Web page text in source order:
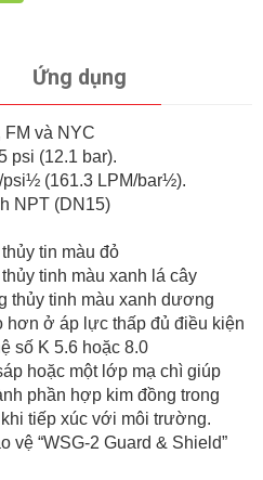
Ứng dụng
và NYC
psi (12.1 bar).
psi½ (161.3 LPM/bar½).
NPT (DN15)
tin màu đỏ
tinh màu xanh lá cây
tinh màu xanh dương
ở áp lực thấp đủ điều kiện
số K 5.6 hoặc 8.0
hoặc một lớp mạ chì giúp
phần hợp kim đồng trong
tiếp xúc với môi trường.
vệ “WSG-2 Guard & Shield”